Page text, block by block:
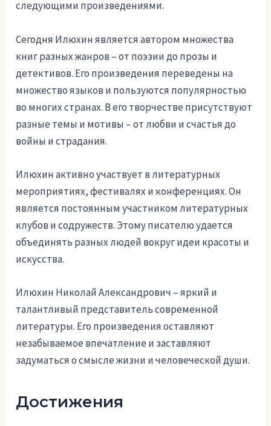
следующими произведениями.
Сегодня Илюхин является автором множества
книг разных жанров – от поэзии до прозы и
детективов. Его произведения переведены на
множество языков и пользуются популярностью
во многих странах. В его творчестве присутствуют
разные темы и мотивы – от любви и счастья до
войны и страдания.
Илюхин активно участвует в литературных
мероприятиях, фестивалях и конференциях. Он
является постоянным участником литературных
клубов и содружеств. Этому писателю удается
объединять разных людей вокруг идеи красоты и
искусства.
Илюхин Николай Александрович – яркий и
талантливый представитель современной
литературы. Его произведения оставляют
незабываемое впечатление и заставляют
задуматься о смысле жизни и человеческой души.
Достижения